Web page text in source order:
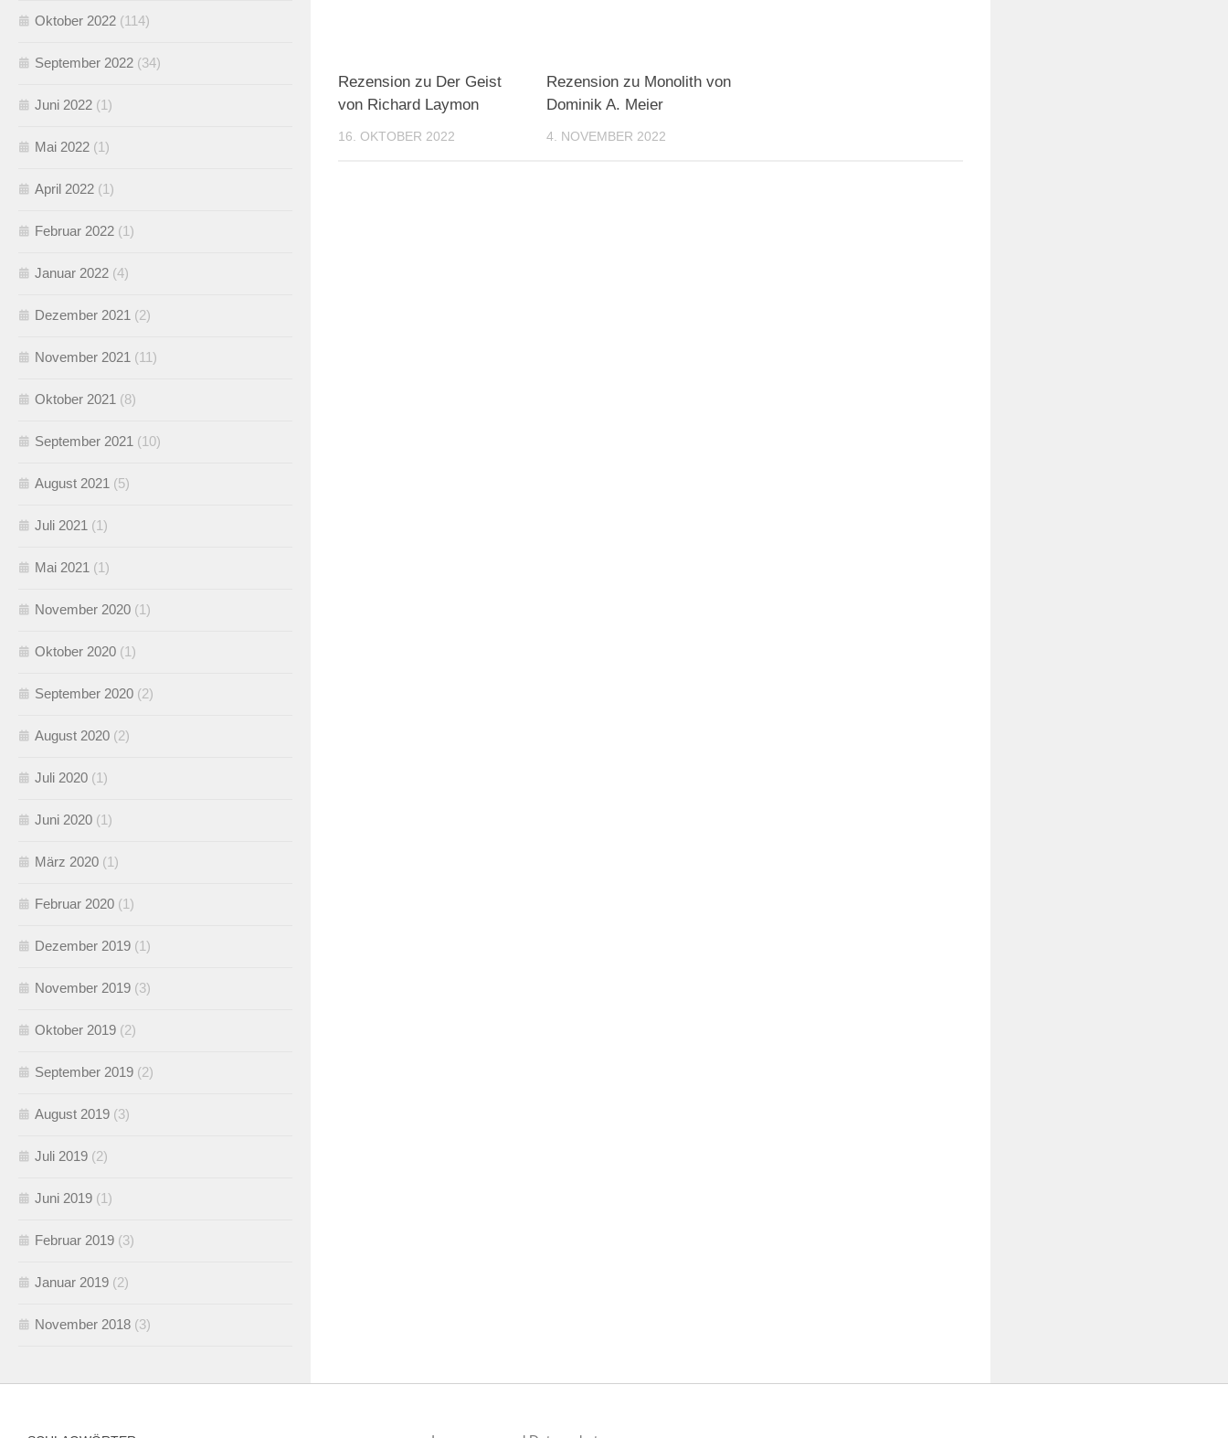
Rezension zu Der Geist
von Richard Laymon
16. OKTOBER 2022
Rezension zu Monolith von
Dominik A. Meier
4. NOVEMBER 2022
Oktober 2022 (114)
September 2022 (34)
Juni 2022 (1)
Mai 2022 (1)
April 2022 (1)
Februar 2022 (1)
Januar 2022 (4)
Dezember 2021 (2)
November 2021 (11)
Oktober 2021 (8)
September 2021 (10)
August 2021 (5)
Juli 2021 (1)
Mai 2021 (1)
November 2020 (1)
Oktober 2020 (1)
September 2020 (2)
August 2020 (2)
Juli 2020 (1)
Juni 2020 (1)
März 2020 (1)
Februar 2020 (1)
Dezember 2019 (1)
November 2019 (3)
Oktober 2019 (2)
September 2019 (2)
August 2019 (3)
Juli 2019 (2)
Juni 2019 (1)
Februar 2019 (3)
Januar 2019 (2)
November 2018 (3)